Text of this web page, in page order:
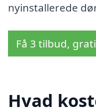
nyinstallerede
Få 3 tilbud,
Hvad